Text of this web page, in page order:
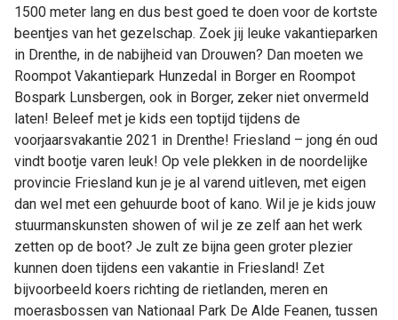
1500 meter lang en dus best goed te doen voor de kortste
beentjes van het gezelschap. Zoek jij leuke vakantieparken
in Drenthe, in de nabijheid van Drouwen? Dan moeten we
Roompot Vakantiepark Hunzedal in Borger en Roompot
Bospark Lunsbergen, ook in Borger, zeker niet onvermeld
laten! Beleef met je kids een toptijd tijdens de
voorjaarsvakantie 2021 in Drenthe! Friesland – jong én oud
vindt bootje varen leuk! Op vele plekken in de noordelijke
provincie Friesland kun je je al varend uitleven, met eigen
dan wel met een gehuurde boot of kano. Wil je je kids jouw
stuurmanskunsten showen of wil je ze zelf aan het werk
zetten op de boot? Je zult ze bijna geen groter plezier
kunnen doen tijdens een vakantie in Friesland! Zet
bijvoorbeeld koers richting de rietlanden, meren en
moerasbossen van Nationaal Park De Alde Feanen, tussen